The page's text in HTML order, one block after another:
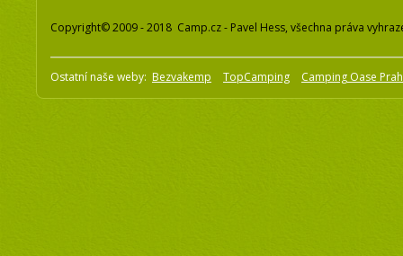
Copyright© 2009 - 2018 Camp.cz - Pavel Hess, všechna práva
Ostatní naše weby: Bezvakemp TopCamping Camping Oase